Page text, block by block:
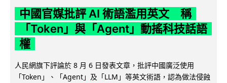
中國官媒批評 AI 術語濫用英文 稱
「Token」與「Agent」動搖科技話語
權
人民網旗下評論於 8 月 6 日發表文章，批評中國廣泛使用
「Token」、「Agent」及「LLM」等英文術語，認為做法侵蝕